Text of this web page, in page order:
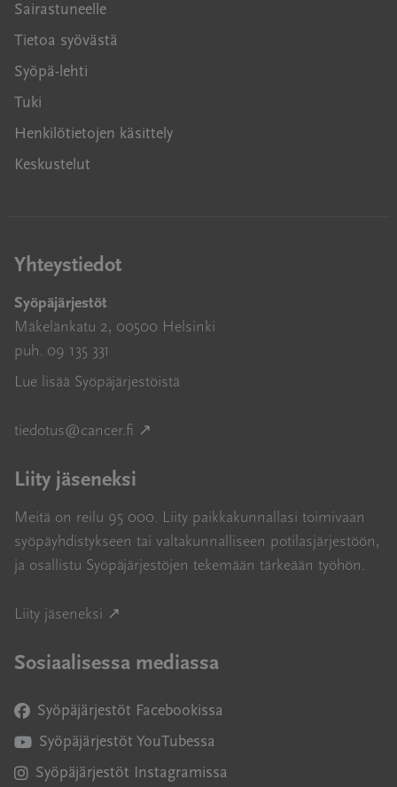
Sairastuneelle
Tietoa syövästä
Syöpä-lehti
Tuki
Henkilötietojen käsittely
Keskustelut
Yhteystiedot
Syöpäjärjestöt
Mäkelänkatu 2, 00500 Helsinki
puh. 09 135 331
Lue lisää Syöpäjärjestöistä
tiedotus@cancer.fi ↗
Liity jäseneksi
Meitä on reilu 95 000. Liity paikkakunnallasi toimivaan
syöpäyhdistykseen tai valtakunnalliseen potilasjärjestöön,
ja osallistu Syöpäjärjestöjen tekemään tärkeään työhön.
Liity jäseneksi ↗
Sosiaalisessa mediassa
Syöpäjärjestöt Facebookissa
Avautuu uuteen ikkunaan
Syöpäjärjestöt YouTubessa
Avautuu uuteen ikkunaan
Syöpäjärjestöt Instagramissa